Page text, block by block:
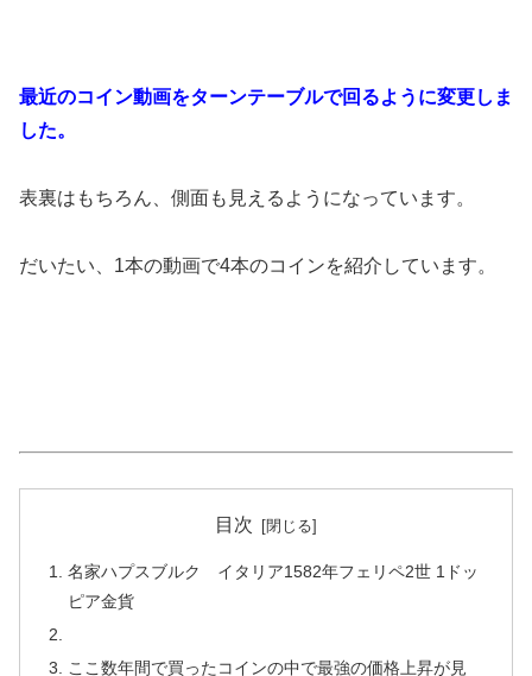
最近のコイン動画をターンテーブルで回るように変更しま
した。
表裏はもちろん、側面も見えるようになっています。
だいたい、1本の動画で4本のコインを紹介しています。
目次
名家ハプスブルク イタリア1582年フェリペ2世 1ドッ
ピア金貨
ここ数年間で買ったコインの中で最強の価格上昇が見